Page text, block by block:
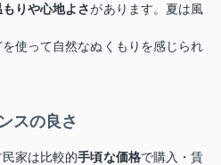
もりや心地よさがあります。夏は風
使って自然なぬくもりを感じられ
スの良さ
家は比較的手頃な価格で購入・賃